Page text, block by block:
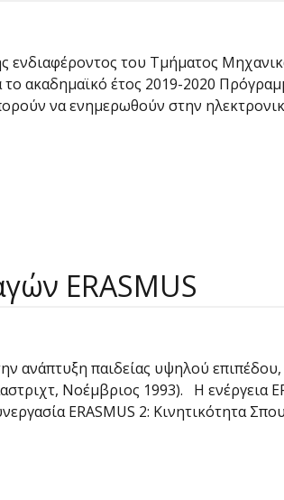
του Τμήματος
το ακαδημαϊκό έτος 2019-2020
να ενημερωθούν στην
ERASMUS
ανάπτυξη παιδείας υψηλού
Νοέμβριος 1993). Η ενέργεια
ERASMUS 2: Κινητικότητα